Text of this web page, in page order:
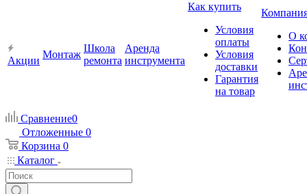
Акции
Монтаж
Школа
ремонта
Аренда
инструмента
Как купить
Условия
оплаты
Условия
доставки
Гарантия
на товар
О
Сравнение0
Отложенные 0
Корзина 0
Каталог